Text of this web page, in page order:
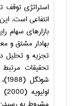
استراتژی توقف
انتفاعی است.
بازارهای سهام
تجزیه و تحلیل
تحقیقات
شوئگل (1988